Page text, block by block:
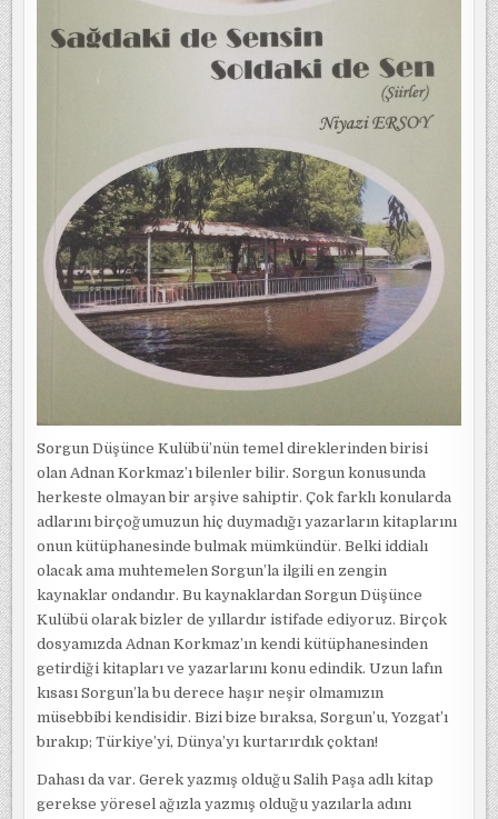
Sorgun Düşünce Kulübü’nün temel direklerinden birisi
olan Adnan Korkmaz’ı bilenler bilir. Sorgun konusunda
herkeste olmayan bir arşive sahiptir. Çok farklı konularda
adlarını birçoğumuzun hiç duymadığı yazarların kitaplarını
onun kütüphanesinde bulmak mümkündür. Belki iddialı
olacak ama muhtemelen Sorgun’la ilgili en zengin
kaynaklar ondandır. Bu kaynaklardan Sorgun Düşünce
Kulübü olarak bizler de yıllardır istifade ediyoruz. Birçok
dosyamızda Adnan Korkmaz’ın kendi kütüphanesinden
getirdiği kitapları ve yazarlarını konu edindik. Uzun lafın
kısası Sorgun’la bu derece haşır neşir olmamızın
müsebbibi kendisidir. Bizi bize bıraksa, Sorgun’u, Yozgat’ı
bırakıp; Türkiye’yi, Dünya’yı kurtarırdık çoktan!
Dahası da var. Gerek yazmış olduğu Salih Paşa adlı kitap
gerekse yöresel ağızla yazmış olduğu yazılarla adını